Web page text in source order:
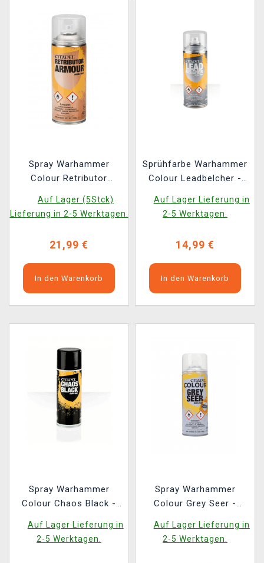
Spray Warhammer
Colour Retributor
braun (Spray)
Auf Lager (5Stck)
Lieferung in 2-5 Werktagen.
21,99 €
In den Warenkorb
Sprühfarbe Warhammer
Colour Leadbelcher -
(Spray)
Auf Lager Lieferung in
2-5 Werktagen.
14,99 €
In den Warenkorb
Spray Warhammer
Colour Chaos Black -
(Spray)
Auf Lager Lieferung in
2-5 Werktagen.
Spray Warhammer
Colour Grey Seer -
(Spray)
Auf Lager Lieferung in
2-5 Werktagen.